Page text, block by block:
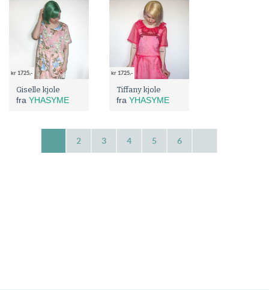
kr 1725,-
Giselle kjole
fra YHASYME
kr 1725,-
Tiffany kjole
fra YHASYME
2 3 4 5 6